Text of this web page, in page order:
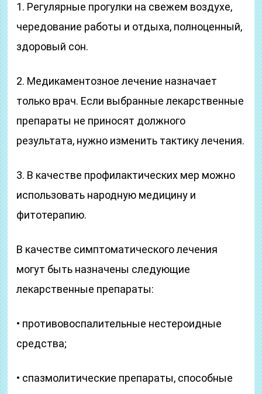
1. Регулярные прогулки на свежем воздухе,
чередование работы и отдыха, полноценный,
здоровый сон.
2. Медикаментозное лечение назначает
только врач. Если выбранные лекарственные
препараты не приносят должного
результата, нужно изменить тактику лечения.
3. В качестве профилактических мер можно
использовать народную медицину и
фитотерапию.
В качестве симптоматического лечения
могут быть назначены следующие
лекарственные препараты:
• противовоспалительные нестероидные
средства;
• спазмолитические препараты, способные